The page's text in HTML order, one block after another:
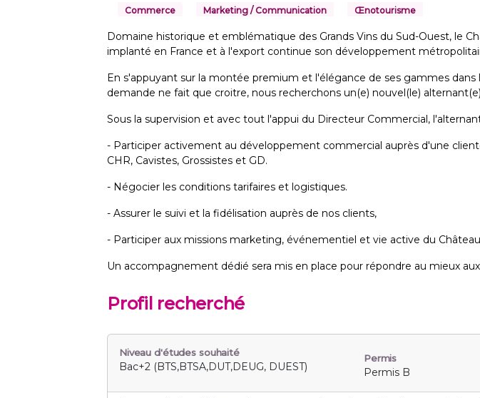
Commerce Marketing / Communication Œnotourisme
Domaine historique et emblématique des Grands Vins du Sud-Ouest, le
implanté en France et à l'export continue son développement
En s'appuyant sur la montée premium et l'élégance de ses gammes
demande ne fait que croitre, nous recherchons un(e) nouvel(le)
Sous la supervision et avec tout l'appui du Directeur Commercial,
- Participer activement au développement commercial auprès d'une
CHR, Cavistes, Grossistes et GD.
- Négocier les conditions tarifaires et logistiques.
- Assurer le suivi et la fidélisation auprès de nos clients,
- Participer aux missions marketing, événementiel et vie active du
Un accompagnement dédié sera mis en place pour répondre au mieux
Profil recherché
Niveau d'études souhaité
Bac+2 (BTS,BTSA,DUT,DEUG, DUEST)
Permis
Permis B